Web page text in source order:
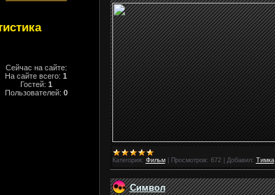
Сейчас на сайте:
На сайте всего: 1
Гостей: 1
Пользователей: 0
Категория: Фильм Просмотров: 672 Добавил: Тимка
Символ